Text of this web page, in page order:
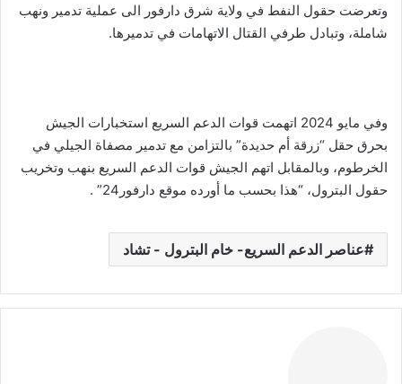
وتعرضت حقول النفط في ولاية شرق دارفور الى عملية تدمير ونهب
شاملة، وتبادل طرفي القتال الاتهامات في تدميرها.
وفي مايو 2024 اتهمت قوات الدعم السريع استخبارات الجيش
بحرق حقل “زرقة أم حديدة” بالتزامن مع تدمير مصفاة الجيلي في
الخرطوم، وبالمقابل اتهم الجيش قوات الدعم السريع بنهب وتخريب
حقول البترول، “هذا بحسب ما أورده موقع دارفور24” .
عناصر الدعم السريع- خام البترول - تشاد